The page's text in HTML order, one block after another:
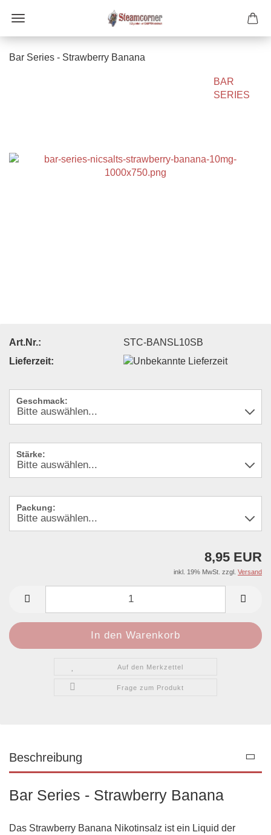
Bar Series - Strawberry Banana
BAR
SERIES
Art.Nr.:
STC-BANSL10SB
Lieferzeit:
Geschmack:
Stärke:
Packung:
8,95 EUR
inkl. 19% MwSt. zzgl. Versand
Auf den Merkzettel
Frage zum Produkt
Beschreibung
Bar Series - Strawberry Banana
Das Strawberry Banana Nikotinsalz ist ein Liquid der